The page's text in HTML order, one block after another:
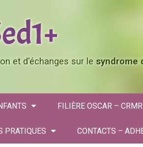
et d'échanges sur le syndrome
FILIÈRE OSCAR – CRMR
PRATIQUES CONTACTS –